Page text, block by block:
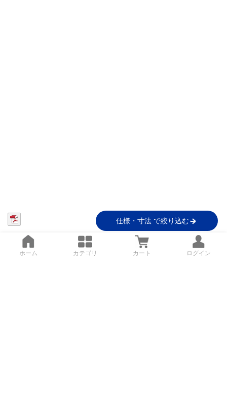
仕様・寸法 で絞り込む
ホーム カテゴリ カート ログイン